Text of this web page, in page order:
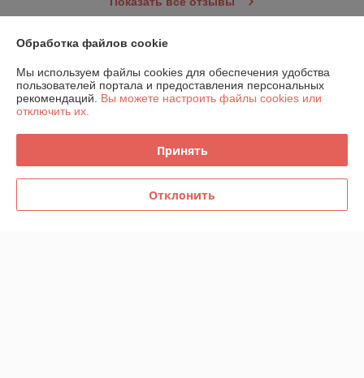
Контакты
Доставка и оплата
Полная версия сайта
Обработка файлов cookie
Мы используем файлы cookies для обеспечения удобства
пользователей портала и предоставления персональных
рекомендаций. Вы можете настроить файлы cookies или
отключить их.
Принять
Отклонить